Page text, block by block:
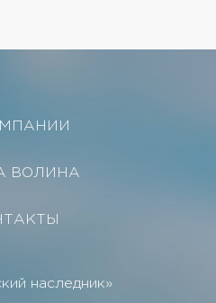
ВОЛИНА
наследник»